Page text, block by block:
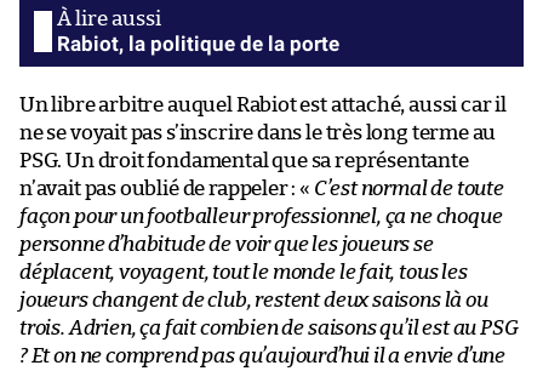
Rabiot, la politique de la porte
Un libre arbitre auquel Rabiot est attaché, aussi car il
ne se voyait pas s’inscrire dans le très long terme au
PSG. Un droit fondamental que sa représentante
n’avait pas oublié de rappeler : « C’est normal de toute
façon pour un footballeur professionnel, ça ne choque
personne d’habitude de voir que les joueurs se
déplacent, voyagent, tout le monde le fait, tous les
joueurs changent de club, restent deux saisons là ou
trois. Adrien, ça fait combien de saisons qu’il est au PSG
? Et on ne comprend pas qu’aujourd’hui il a envie d’une